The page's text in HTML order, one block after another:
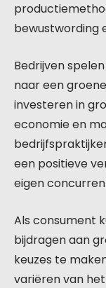
bewustwording
Bedrijven
naar een
investeren in
economie en
een positieve
eigen
Als consument
bijdragen aan
keuzes te
variëren van